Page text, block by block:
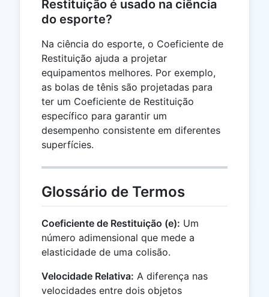
Restituição é usado na ciência
do esporte?
Na ciência do esporte, o Coeficiente de
Restituição ajuda a projetar
equipamentos melhores. Por exemplo,
as bolas de tênis são projetadas para
ter um Coeficiente de Restituição
específico para garantir um
desempenho consistente em diferentes
superfícies.
Glossário de Termos
Coeficiente de Restituição (e): Um
número adimensional que mede a
elasticidade de uma colisão.
Velocidade Relativa: A diferença nas
velocidades entre dois objetos